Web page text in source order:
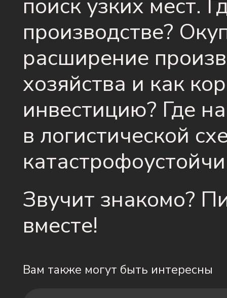
поиск узких мест.
производстве?
расширение
хозяйства и как
инвестицию? Где
в логистической
Звучит знакомо?
вместе!
Вам также могут быть интересны